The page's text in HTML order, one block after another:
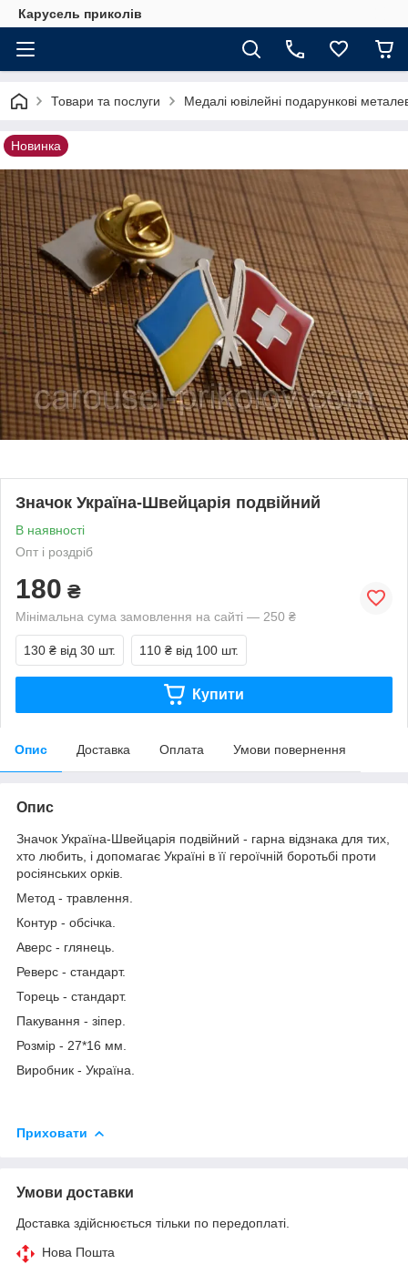
Карусель приколів
Товари та послуги Медалі ювілейні подарункові
Новинка
Значок Україна-Швейцарія подвійний
В наявності
Опт і роздріб
180 ₴
Мінімальна сума замовлення на сайті — 250 ₴
130 ₴ від 30 шт. 110 ₴ від 100 шт.
Купити
Опис Доставка Оплата Умови повернення
Опис
Значок Україна-Швейцарія подвійний - гарна відзнака для тих,
хто любить, і допомагає Україні в її героїчній боротьбі проти
росіянських орків.
Метод - травлення.
Контур - обсічка.
Аверс - глянець.
Реверс - стандарт.
Торець - стандарт.
Пакування - зіпер.
Розмір - 27*16 мм.
Виробник - Україна.
Приховати
Умови доставки
Доставка здійснюється тільки по передоплаті.
Нова Пошта